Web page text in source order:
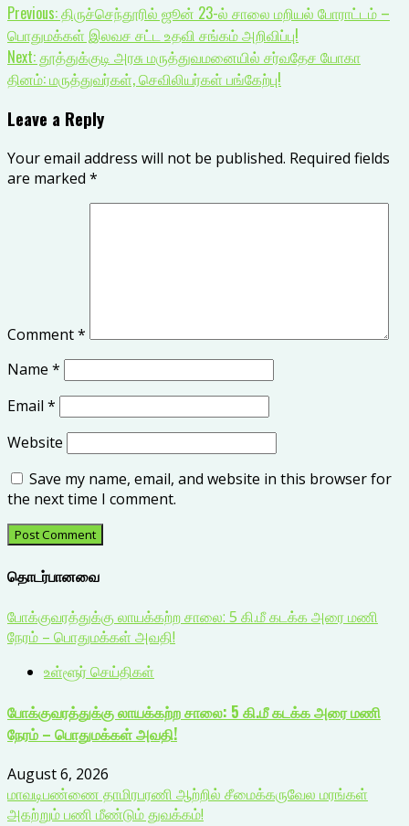
Previous:திருச்செந்தூரில் ஜூன் 23-ல் சாலை மறியல் போராட்டம் –
பொதுமக்கள் இலவச சட்ட உதவி சங்கம் அறிவிப்பு!
Next:தூத்துக்குடி அரசு மருத்துவமனையில் சர்வதேச யோகா
தினம்: மருத்துவர்கள், செவிலியர்கள் பங்கேற்பு!
Leave a Reply
Your email address will not be published. Required fields
are marked *
Comment*
Name *
Email *
Website
Save my name, email, and website in this browser for
the next time I comment.
தொடர்பானவை
போக்குவரத்துக்கு லாயக்கற்ற சாலை: 5 கி.மீ கடக்க அரை மணி
நேரம் – பொதுமக்கள் அவதி!
உள்ளூர் செய்திகள்
போக்குவரத்துக்கு லாயக்கற்ற சாலை: 5 கி.மீ கடக்க அரை மணி
நேரம் – பொதுமக்கள் அவதி!
August 6, 2026
மாவடிபண்ணை தாமிரபரணி ஆற்றில் சீமைக்கருவேல மரங்கள்
அகற்றும் பணி மீண்டும் துவக்கம்!